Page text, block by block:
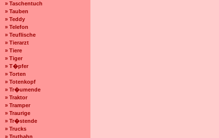
» Taschentuch
» Tauben
» Teddy
» Telefon
» Teuflische
» Tierarzt
» Tiere
» Tiger
» T�pfer
» Torten
» Totenkopf
» Tr�umende
» Traktor
» Tramper
» Traurige
» Tr�stende
» Trucks
» Truthahn